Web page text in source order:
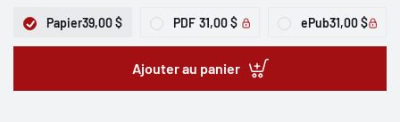
Papier39,00 $ PDF 31,00 $ ePub31,00 $
Ajouter au panier